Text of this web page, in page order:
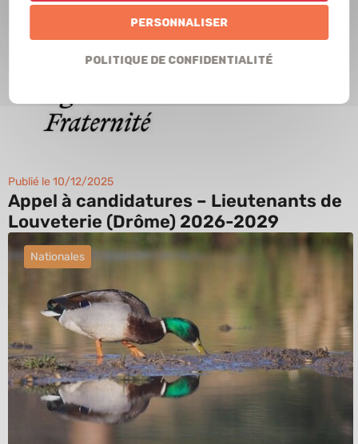
Publié le 10/12/2025
Appel à candidatures – Lieutenants de
Louveterie (Drôme) 2026-2029
Nationales
Personnaliser
Politique de confidentialité